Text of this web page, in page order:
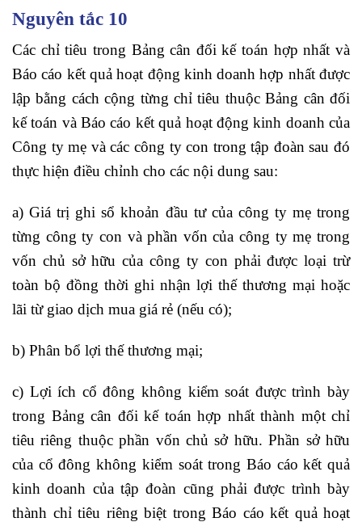
Nguyên tắc 10
Các chỉ tiêu trong Bảng cân đối kế toán hợp nhất và
Báo cáo kết quả hoạt động kinh doanh hợp nhất được
lập bằng cách cộng từng chỉ tiêu thuộc Bảng cân đối
kế toán và Báo cáo kết quả hoạt động kinh doanh của
Công ty mẹ và các công ty con trong tập đoàn sau đó
thực hiện điều chỉnh cho các nội dung sau:
a) Giá trị ghi sổ khoản đầu tư của công ty mẹ trong
từng công ty con và phần vốn của công ty mẹ trong
vốn chủ sở hữu của công ty con phải được loại trừ
toàn bộ đồng thời ghi nhận lợi thế thương mại hoặc
lãi từ giao dịch mua giá rẻ (nếu có);
b) Phân bổ lợi thế thương mại;
c) Lợi ích cổ đông không kiểm soát được trình bày
trong Bảng cân đối kế toán hợp nhất thành một chỉ
tiêu riêng thuộc phần vốn chủ sở hữu. Phần sở hữu
của cổ đông không kiểm soát trong Báo cáo kết quả
kinh doanh của tập đoàn cũng phải được trình bày
thành chỉ tiêu riêng biệt trong Báo cáo kết quả hoạt